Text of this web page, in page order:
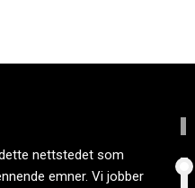
nettstedet som
emner. Vi jobber